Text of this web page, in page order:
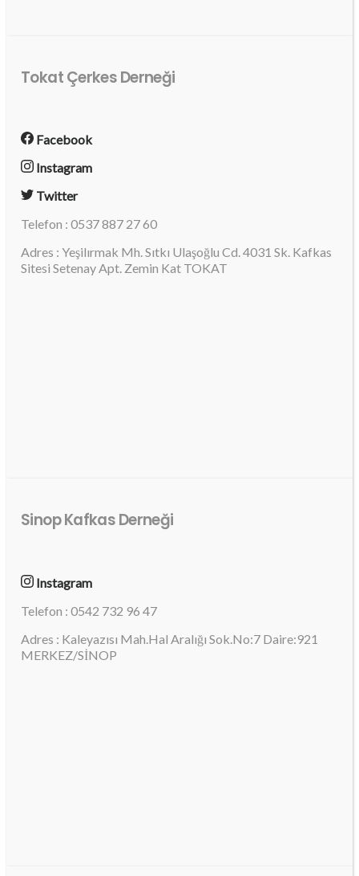
Tokat Çerkes Derneği
Facebook
Instagram
Twitter
Telefon : 0537 887 27 60
Adres : Yeşilırmak Mh. Sıtkı Ulaşoğlu Cd. 4031 Sk. Kafkas
Sitesi Setenay Apt. Zemin Kat TOKAT
Sinop Kafkas Derneği
Instagram
Telefon : 0542 732 96 47
Adres : Kaleyazısı Mah.Hal Aralığı Sok.No:7 Daire:921
MERKEZ/SİNOP